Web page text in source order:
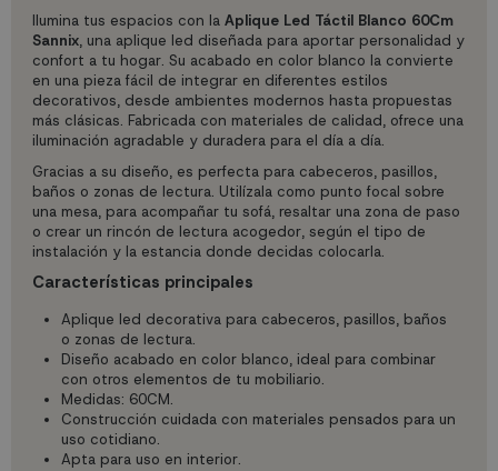
Ilumina tus espacios con laAplique Led Táctil Blanco 60Cm
Sannix, una aplique led diseñada para aportar personalidad y
confort a tu hogar. Su acabado en color blanco la convierte
en una pieza fácil de integrar en diferentes estilos
decorativos, desde ambientes modernos hasta propuestas
más clásicas. Fabricada con materiales de calidad, ofrece una
iluminación agradable y duradera para el día a día.
Gracias a su diseño, es perfecta para cabeceros, pasillos,
baños o zonas de lectura. Utilízala como punto focal sobre
una mesa, para acompañar tu sofá, resaltar una zona de paso
o crear un rincón de lectura acogedor, según el tipo de
instalación y la estancia donde decidas colocarla.
Características principales
Aplique led decorativa para cabeceros, pasillos, baños
o zonas de lectura.
Diseño acabado en color blanco, ideal para combinar
con otros elementos de tu mobiliario.
Medidas: 60CM.
Construcción cuidada con materiales pensados para un
uso cotidiano.
Apta para uso en interior.